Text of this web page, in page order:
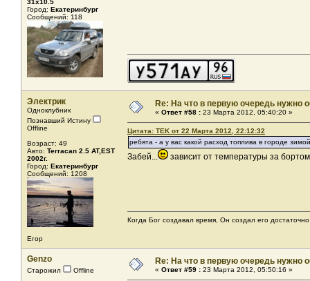
31x10.5
Город: Екатеринбург
Сообщений: 118
Электрик
Одноклубник
Познавший Истину
Offline
Возраст: 49
Авто: Terracan 2.5 AT,EST
2002г.
Город: Екатеринбург
Сообщений: 1208
Егор
Re: На что в первую очередь нужно
« Ответ #58 : 23 Марта 2012, 05:40:20 »
Цитата: TEK от 22 Марта 2012, 22:12:32
ребята - а у вас какой расход топлива в городе
Забей... зависит от температуры за
Когда Бог создавал время, Он создал его достаточно
Genzo
Старожил
Offline
Re: На что в первую очередь нужно
« Ответ #59 : 23 Марта 2012, 05:50:16 »